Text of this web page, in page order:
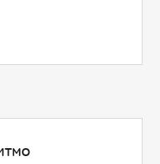
ИТМО